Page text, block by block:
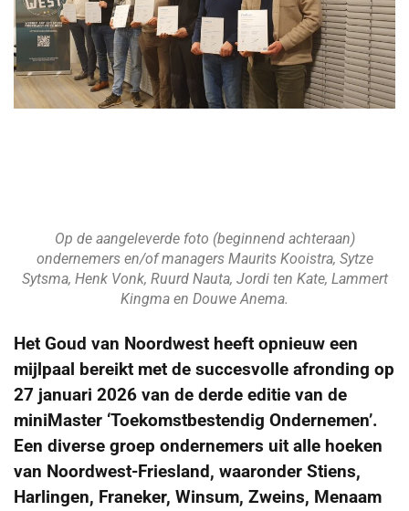
Op de aangeleverde foto (beginnend achteraan)
ondernemers en/of managers Maurits Kooistra, Sytze
Sytsma, Henk Vonk, Ruurd Nauta, Jordi ten Kate, Lammert
Kingma en Douwe Anema.
Het Goud van Noordwest heeft opnieuw een
mijlpaal bereikt met de succesvolle afronding op
27 januari 2026 van de derde editie van de
miniMaster ‘Toekomstbestendig Ondernemen’.
Een diverse groep ondernemers uit alle hoeken
van Noordwest-Friesland, waaronder Stiens,
Harlingen, Franeker, Winsum, Zweins, Menaam